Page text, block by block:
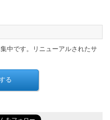
中です。リニューアルされたサ